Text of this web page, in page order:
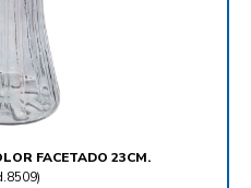
FACETADO 23CM.
)